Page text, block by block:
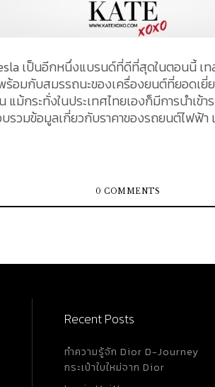
เป็นอีกหนึ่งแบรนด์ที่ดีที่สุดในตอนนี้ เ
อมกับสมรรถนะของเครื่องยนต์ที่ยอดเยี่
ม้กระทั่งในประเทศไทยเองก็มีการนำเข้
บรวมข้อมูลเกี่ยวกับราคาของรถยนต์ไฟฟ้
ป็นบริษัท ออกแบบ ผลิตและจำหน่ายรถยน
ากเทสล่าเป็นส่วนสำคัญอย่างยิ่งต่อระบบ
ต์ที่ใช้พลังงานเชื้อเพลิงทั่ว ๆ ไป Tesla คือ
7 %) Tesla Purchase Price 1. Tesla
0 COMMENTS
Recent Posts
ทำความรู้จัก Dior D-Journey
กระเป๋าใบใหม่จาก Dior